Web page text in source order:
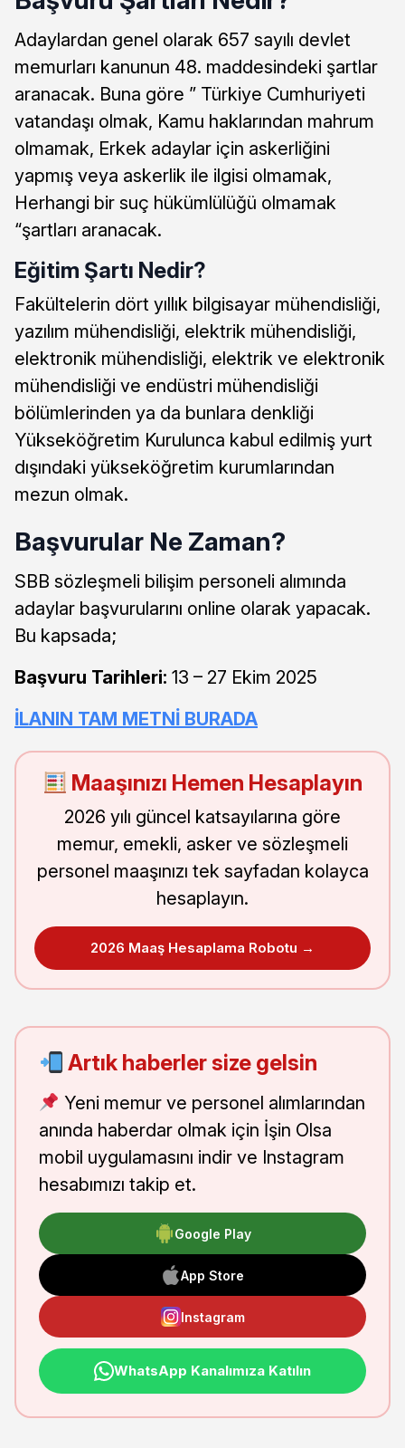
Adaylardan genel olarak 657 sayılı devlet
memurları kanunun 48. maddesindeki şartlar
aranacak. Buna göre ” Türkiye Cumhuriyeti
vatandaşı olmak, Kamu haklarından mahrum
olmamak, Erkek adaylar için askerliğini
yapmış veya askerlik ile ilgisi olmamak,
Herhangi bir suç hükümlülüğü olmamak
“şartları aranacak.
Eğitim Şartı Nedir?
Fakültelerin dört yıllık bilgisayar mühendisliği,
yazılım mühendisliği, elektrik mühendisliği,
elektronik mühendisliği, elektrik ve elektronik
mühendisliği ve endüstri mühendisliği
bölümlerinden ya da bunlara denkliği
Yükseköğretim Kurulunca kabul edilmiş yurt
dışındaki yükseköğretim kurumlarından
mezun olmak.
Başvurular Ne Zaman?
SBB sözleşmeli bilişim personeli alımında
adaylar başvurularını online olarak yapacak.
Bu kapsada;
Başvuru Tarihleri: 13 – 27 Ekim 2025
İLANIN TAM METNİ BURADA
Maaşınızı Hemen Hesaplayın
2026 yılı güncel katsayılarına göre
memur, emekli, asker ve sözleşmeli
personel maaşınızı tek sayfadan kolayca
hesaplayın.
2026 Maaş Hesaplama Robotu →
Artık haberler size gelsin
Yeni memur ve personel alımlarından
anında haberdar olmak için İşin Olsa
mobil uygulamasını indir ve Instagram
hesabımızı takip et.
Google Play
App Store
Instagram
WhatsApp Kanalımıza Katılın